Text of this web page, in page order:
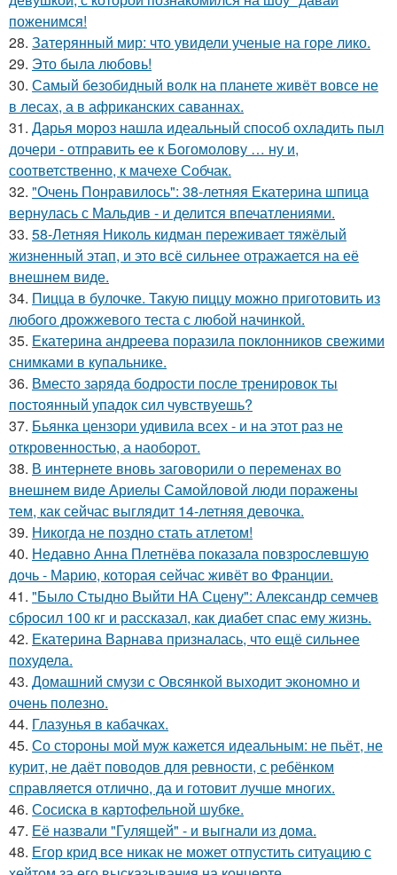
поженимся!
28. Затерянный мир: что увидели ученые на горе лико.
29. Это была любовь!
30. Самый безобидный волк на планете живёт вовсе не
в лесах, а в африканских саваннах.
31. Дарья мороз нашла идеальный способ охладить пыл
дочери - отправить ее к Богомолову … ну и,
соответственно, к мачехе Собчак.
32. "Очень Понравилось": 38-летняя Екатерина шпица
вернулась с Мальдив - и делится впечатлениями.
33. 58-Летняя Николь кидман переживает тяжёлый
жизненный этап, и это всё сильнее отражается на её
внешнем виде.
34. Пицца в булочке. Такую пиццу можно приготовить из
любого дрожжевого теста с любой начинкой.
35. Екатерина андреева поразила поклонников свежими
снимками в купальнике.
36. Вместо заряда бодрости после тренировок ты
постоянный упадок сил чувствуешь?
37. Бьянка цензори удивила всех - и на этот раз не
откровенностью, а наоборот.
38. В интернете вновь заговорили о переменах во
внешнем виде Ариелы Самойловой люди поражены
тем, как сейчас выглядит 14-летняя девочка.
39. Никогда не поздно стать атлетом!
40. Недавно Анна Плетнёва показала повзрослевшую
дочь - Марию, которая сейчас живёт во Франции.
41. "Было Стыдно Выйти НА Сцену": Александр семчев
сбросил 100 кг и рассказал, как диабет спас ему жизнь.
42. Екатерина Варнава призналась, что ещё сильнее
похудела.
43. Домашний смузи с Овсянкой выходит экономно и
очень полезно.
44. Глазунья в кабачках.
45. Со стороны мой муж кажется идеальным: не пьёт, не
курит, не даёт поводов для ревности, с ребёнком
справляется отлично, да и готовит лучше многих.
46. Сосиска в картофельной шубке.
47. Её назвали "Гулящей" - и выгнали из дома.
48. Егор крид все никак не может отпустить ситуацию с